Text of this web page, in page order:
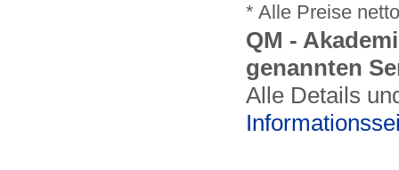
* Alle Preise
QM -
genannten
Alle Details